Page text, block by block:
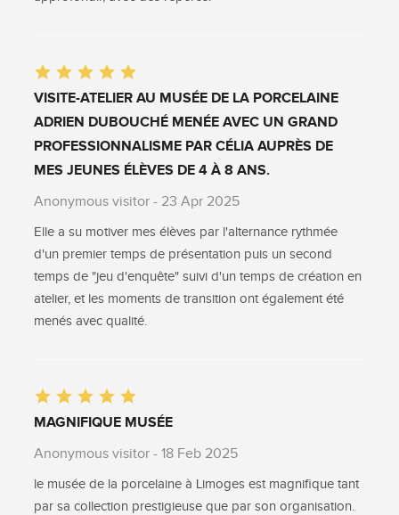
VISITE-ATELIER AU MUSÉE DE LA PORCELAINE
ADRIEN DUBOUCHÉ MENÉE AVEC UN GRAND
PROFESSIONNALISME PAR CÉLIA AUPRÈS DE
MES JEUNES ÉLÈVES DE 4 À 8 ANS.
Anonymous visitor - 23 Apr 2025
Elle a su motiver mes élèves par l'alternance rythmée
d'un premier temps de présentation puis un second
temps de "jeu d'enquête" suivi d'un temps de création en
atelier, et les moments de transition ont également été
menés avec qualité.
MAGNIFIQUE MUSÉE
Anonymous visitor - 18 Feb 2025
le musée de la porcelaine à Limoges est magnifique tant
par sa collection prestigieuse que par son organisation.